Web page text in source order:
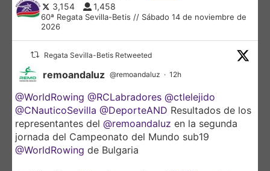
3,154 1,458
60ª Regata Sevilla-Betis // Sábado 14 de noviembre de
2026
Regata Sevilla-Betis Retweeted
remoandaluz @remoandaluz · 12h
@WorldRowing @RCLabradores @ctlelejido
@CNauticoSevilla @DeporteAND Resultados de los
representantes del @remoandaluz en la segunda
jornada del Campeonato del Mundo sub19
@WorldRowing de Bulgaria